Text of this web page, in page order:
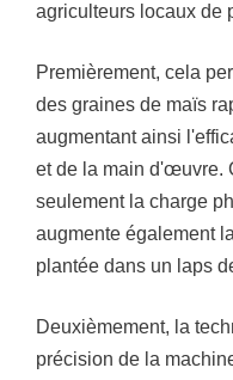
agriculteurs locaux de
Premièrement, cela
des graines de maïs
augmentant ainsi
et de la main d'œuvre.
seulement la charge
augmente également
plantée dans un laps
Deuxièmement, la
précision de la